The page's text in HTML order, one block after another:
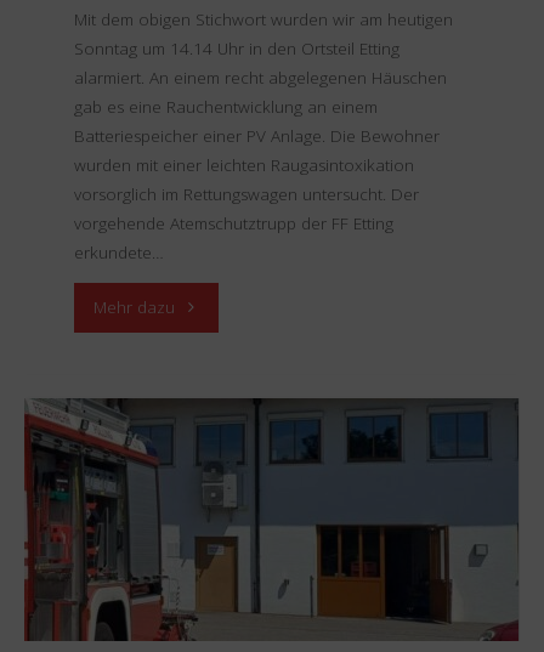
Mit dem obigen Stichwort wurden wir am heutigen
Sonntag um 14.14 Uhr in den Ortsteil Etting
alarmiert. An einem recht abgelegenen Häuschen
gab es eine Rauchentwicklung an einem
Batteriespeicher einer PV Anlage. Die Bewohner
wurden mit einer leichten Raugasintoxikation
vorsorglich im Rettungswagen untersucht. Der
vorgehende Atemschutztrupp der FF Etting
erkundete…
Mehr dazu "Einsatz
–
Keller"